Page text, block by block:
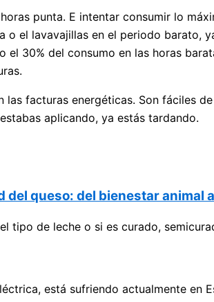
punta. E intentar consumir lo
el lavavajillas en el periodo barato,
30% del consumo en las horas
facturas energéticas. Son fáciles
aplicando, ya estás tardando.
del queso: del bienestar animal
tipo de leche o si es curado,
está sufriendo actualmente